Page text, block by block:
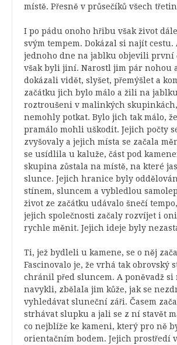
místě. Přesně v průsečíků všech
I po pádu onoho hřibu však život
svým tempem. Dokázal si najít cestu.
jednoho dne na jablku objevili první
však byli jiní. Narostl jim pár nohou
dokázali vidět, slyšet, přemýšlet a
začátku jich bylo málo a žili na
roztroušeni v malinkých
nemohly potkat. Bylo jich tak málo,
pramálo mohli uškodit. Jejich počty
zvyšovaly a jejich místa se začala
se usídlila u kaluže, část pod
skupina zůstala na místě, na které
slunce. Jejich hranice byly
stínem, sluncem a vybledlou
život ze začátku udávalo šnečí
jejich společnosti začaly rozvíjet i
rychle měnit. Jejich ideje byly
Ti, jež bydleli u kamene, se o něj
Fascinovalo je, že vrhá tak obrovský
chránil před sluncem. A poněvadž si
navykli, zbělala jim kůže, jak se
vyhledávat sluneční záři. Časem
strhávat slupku a jali se z ní stavět
co nejblíže ke kameni, který pro ně
orientačním bodem. Jejich prostředí